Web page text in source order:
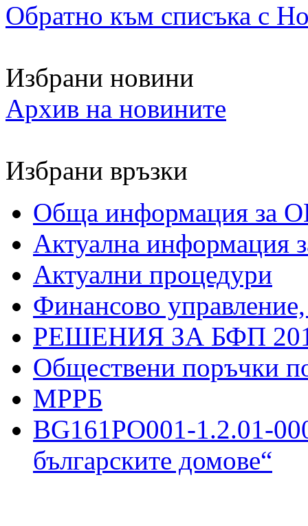
Обратно към списъка с
Избрани новини
Архив на новините
Избрани връзки
Обща информация за
Актуална информация
Актуални процедури
Финансово
РЕШЕНИЯ ЗА БФП
Обществени поръчки
МРРБ
BG161PO001-1.2.01-
българските домове“